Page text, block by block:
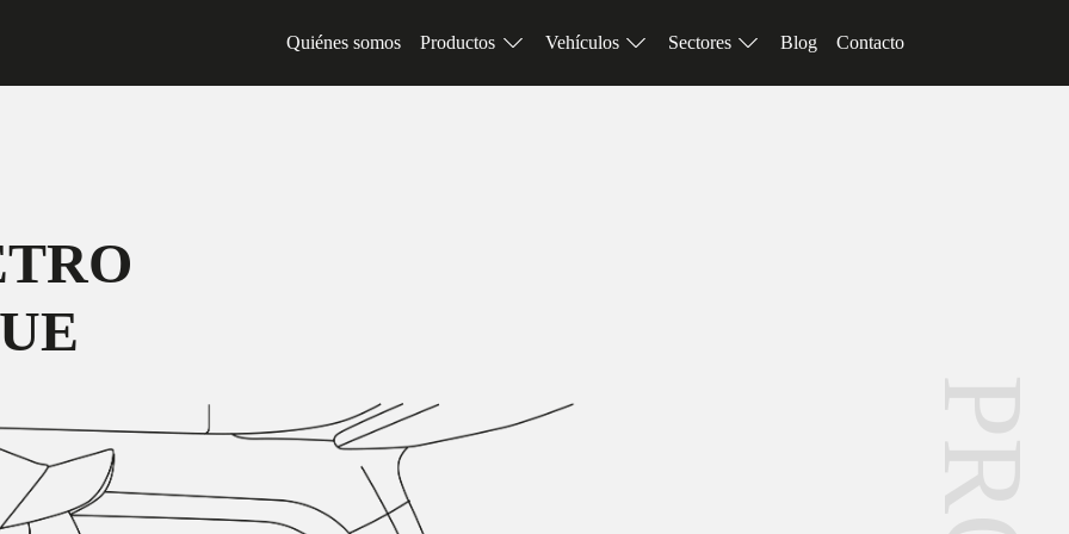
Quiénes somos
Productos Vehículos Sectores Blog Contacto